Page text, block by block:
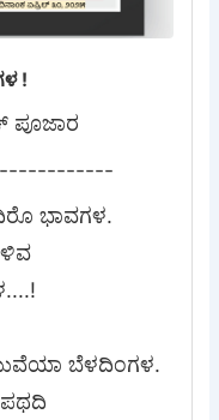
!
ಪೂಜಾರ
ಭಾವಗಳ.
ಬೆಳದಿಂಗಳ.